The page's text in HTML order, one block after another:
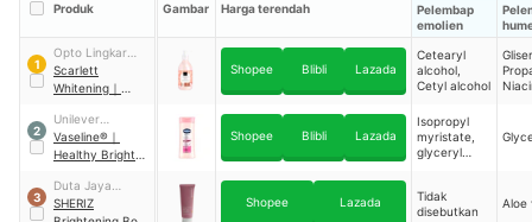
Produk Gambar Harga terendah
Pelembap
emolien
1
Opto Lingkar
Sejahtera
Scarlett
Whitening ｜
Brightening Body
Lotion Jolly
Shopee Blibli Lazada
Cetearyl
alcohol,
Cetyl alcohol
2
Unilever
Indonesia
Vaseline® ｜
Healthy Bright
Brightening
Shopee Blibli Lazada
Isopropyl
myristate,
glyceryl
3
Duta Jaya
Makmur
SHERIZ
Shopee Lazada
Tidak
disebutkan
Aloe